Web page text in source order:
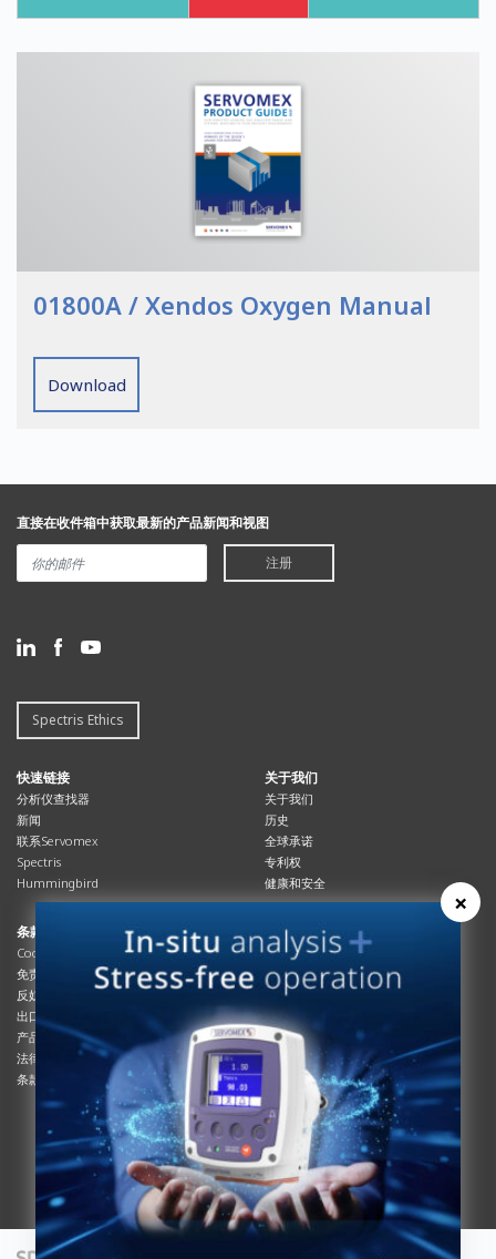
01800A / Xendos Oxygen Manual
Download
直接在收件箱中获取最新的产品新闻和视图
注册
Spectris Ethics
快速链接
分析仪查找器
新闻
联系Servomex
Spectris
Hummingbird
关于我们
关于我们
历史
全球承诺
专利权
健康和安全
条款与合规
Cookies政策
免责声明
反奴隶制立法
出口管制
产品合规
法律和隐私声明
条款及细则
资源资源
总览
杂志
系统信息
产品手册
说明书
服务信息
白皮书
条款和条件
工艺手册
互动杂志
×